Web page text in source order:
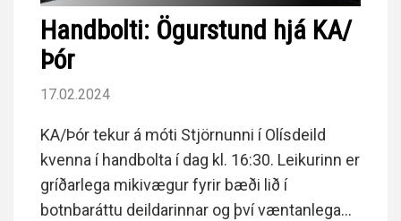
Handbolti: Ögurstund hjá KA/
Þór
17.02.2024
KA/Þór tekur á móti Stjörnunni í Olísdeild
kvenna í handbolta í dag kl. 16:30. Leikurinn er
gríðarlega mikivægur fyrir bæði lið í
botnbaráttu deildarinnar og því væntanlega